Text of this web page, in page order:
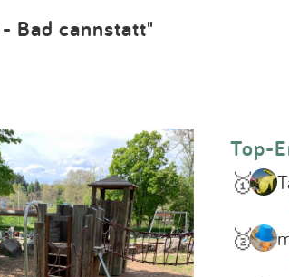
Bad cannstatt"
Top-
🥇
🥈